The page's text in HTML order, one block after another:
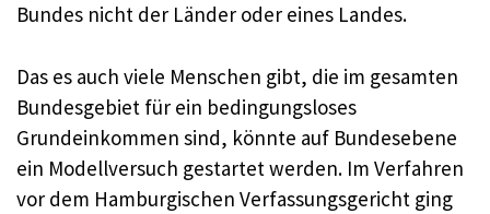
Bundes nicht der Länder oder eines Landes.
Das es auch viele Menschen gibt, die im gesamten
Bundesgebiet für ein bedingungsloses
Grundeinkommen sind, könnte auf Bundesebene
ein Modellversuch gestartet werden. Im Verfahren
vor dem Hamburgischen Verfassungsgericht ging